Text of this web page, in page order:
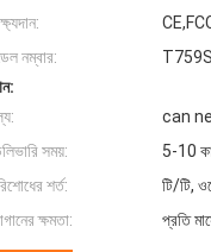
নম্বার:
can
সময়:
5-10
শর্ত:
টি/টি,
ক্ষমতা:
প্রতি